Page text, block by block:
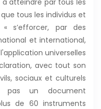
tous les individus et
s’efforcer, par des
et international,
universelles
avec tout son
sociaux et culturels
pas un document
de 60 instruments